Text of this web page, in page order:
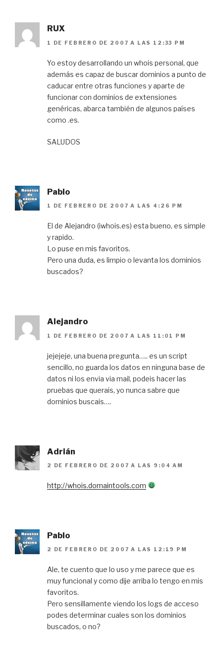
RUX
1 DE FEBRERO DE 2007 A LAS 12:33 PM
Yo estoy desarrollando un whois personal, que
además es capaz de buscar dominios a punto de
caducar entre otras funciones y aparte de
funcionar con dominios de extensiones
genéricas, abarca también de algunos países
como .es.
SALUDOS
Pablo
1 DE FEBRERO DE 2007 A LAS 4:26 PM
El de Alejandro (iwhois.es) esta bueno, es simple
y rapido.
Lo puse en mis favoritos.
Pero una duda, es limpio o levanta los dominios
buscados?
Alejandro
1 DE FEBRERO DE 2007 A LAS 11:01 PM
jejejeje, una buena pregunta….. es un script
sencillo, no guarda los datos en ninguna base de
datos ni los envia via mail, podeis hacer las
pruebas que querais, yo nunca sabre que
dominios buscais….
Adrián
2 DE FEBRERO DE 2007 A LAS 9:04 AM
http://whois.domaintools.com
Pablo
2 DE FEBRERO DE 2007 A LAS 12:19 PM
Ale, te cuento que lo uso y me parece que es
muy funcional y como dije arriba lo tengo en mis
favoritos.
Pero sensillamente viendo los logs de acceso
podes determinar cuales son los dominios
buscados, o no?